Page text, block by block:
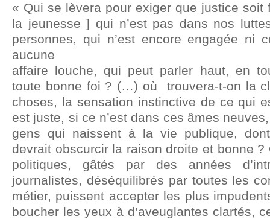
« Qui se lèvera pour exiger que justice soit
la jeunesse ] qui n’est pas dans nos
personnes, qui n’est encore engagée ni
aucune
affaire louche, qui peut parler haut, en
toute bonne foi ? (…) où trouvera-t-on la
choses, la sensation instinctive de ce qui
est juste, si ce n’est dans ces âmes
gens qui naissent à la vie publique,
devrait obscurcir la raison droite et bonne ?
politiques, gâtés par des années
journalistes, déséquilibrés par toutes les
métier, puissent accepter les plus
boucher les yeux à d’aveuglantes clartés,